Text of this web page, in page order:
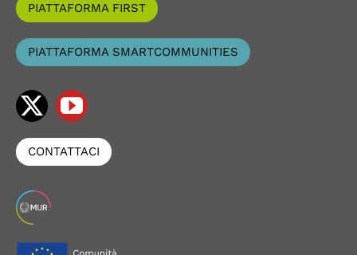
PIATTAFORMA FIRST
PIATTAFORMA SMARTCOMMUNITIES
CONTATTACI